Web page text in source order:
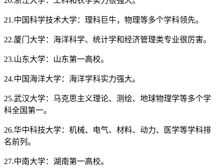
21.中国科学技术大学：理科巨牛，物理等多个学科领先。
22.厦门大学：海洋科学、统计学和经济管理类专业很厉害。
23.山东大学：山东第一高校。
24.中国海洋大学：海洋学科实力强大。
25.武汉大学：马克思主义理论、测绘、地球物理学等多个学
科全国第一。
26.华中科技大学：机械、电气、材料、动力、医学等学科排
名前列。
27.中南大学：湖南第一高校。